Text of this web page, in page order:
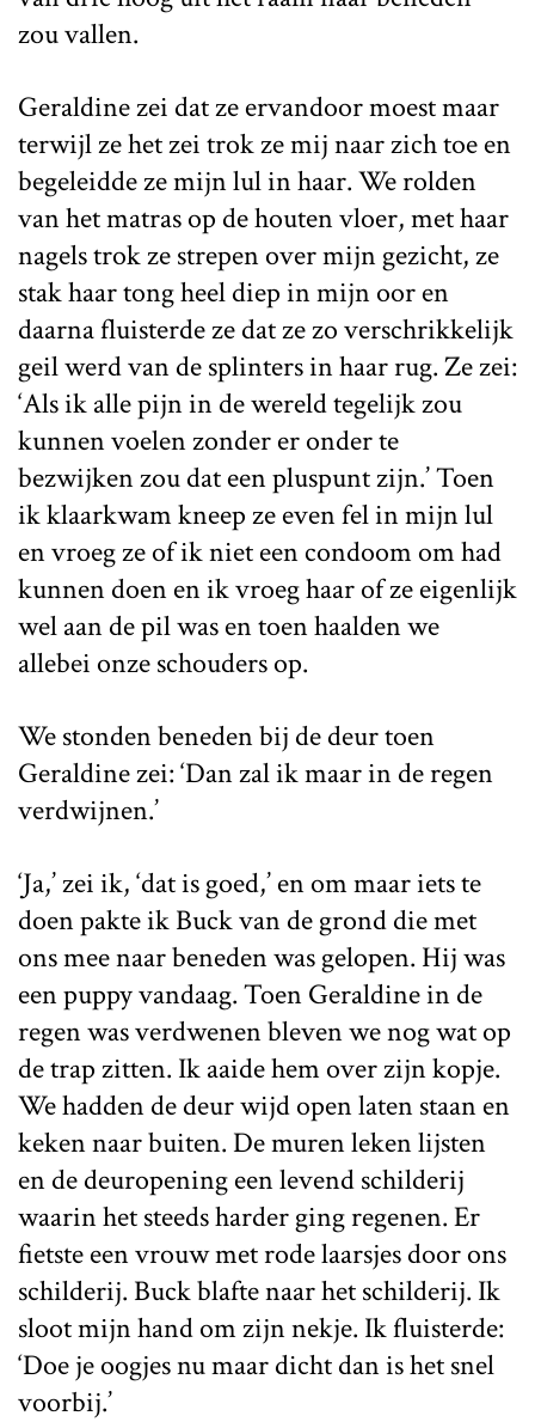
zou vallen.
Geraldine zei dat ze ervandoor moest maar
terwijl ze het zei trok ze mij naar zich toe en
begeleidde ze mijn lul in haar. We rolden
van het matras op de houten vloer, met haar
nagels trok ze strepen over mijn gezicht, ze
stak haar tong heel diep in mijn oor en
daarna fluisterde ze dat ze zo verschrikkelijk
geil werd van de splinters in haar rug. Ze zei:
‘Als ik alle pijn in de wereld tegelijk zou
kunnen voelen zonder er onder te
bezwijken zou dat een pluspunt zijn.’ Toen
ik klaarkwam kneep ze even fel in mijn lul
en vroeg ze of ik niet een condoom om had
kunnen doen en ik vroeg haar of ze eigenlijk
wel aan de pil was en toen haalden we
allebei onze schouders op.
We stonden beneden bij de deur toen
Geraldine zei: ‘Dan zal ik maar in de regen
verdwijnen.’
‘Ja,’ zei ik, ‘dat is goed,’ en om maar iets te
doen pakte ik Buck van de grond die met
ons mee naar beneden was gelopen. Hij was
een puppy vandaag. Toen Geraldine in de
regen was verdwenen bleven we nog wat op
de trap zitten. Ik aaide hem over zijn kopje.
We hadden de deur wijd open laten staan en
keken naar buiten. De muren leken lijsten
en de deuropening een levend schilderij
waarin het steeds harder ging regenen. Er
fietste een vrouw met rode laarsjes door ons
schilderij. Buck blafte naar het schilderij. Ik
sloot mijn hand om zijn nekje. Ik fluisterde:
‘Doe je oogjes nu maar dicht dan is het snel
voorbij.’